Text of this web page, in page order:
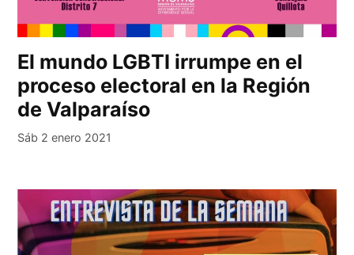
El mundo LGBTI irrumpe en el
proceso electoral en la Región
de Valparaíso
Sáb 2 enero 2021